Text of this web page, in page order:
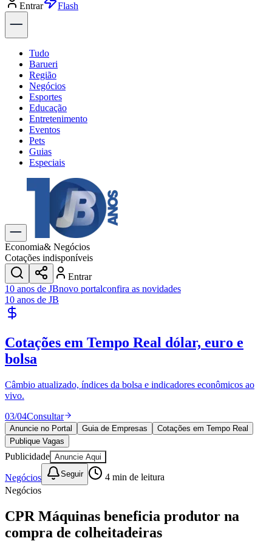
Entrar
Explorar
Tudo
Barueri
Região
Negócios
Esportes
Educação
Entretenimento
Eventos
Pets
Guias
Especiais
Explore Tudo
Últimas Notícias
Previsão do Tempo
Trânsito e Rotas
Dia a Dia & Lazer
Transportes
Gastronomia
Cinema & Shows
JogosNovo
Para Sua Empresa
Cadastrar Empresa
Divulgar VagasNovo
Publicidade Legal
Política
Saúde
Segurança
Cultura
Meio Ambiente
Obras
Educação
Bairros de Barueri
Selecione sua regiãoPara notícias da sua região
Economia& Negócios
Cotações indisponíveis
Entrar
10 anos de JBnovo portalconfira as novidades
10 anos de JB
Cotações em Tempo Real dólar, euro e
bolsa
Câmbio atualizado, índices da bolsa e indicadores econômicos ao
vivo.
03/04Consultar
Anuncie no Portal Guia de Empresas
Cotações em Tempo Real
Publique Vagas
Publicidade Anuncie Aqui
Negócios Seguir 4 min de leitura
Negócios
CPR Máquinas beneficia produtor na
compra de colheitadeiras